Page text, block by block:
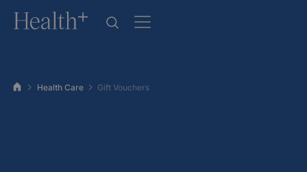
Health Care Gift Vouchers